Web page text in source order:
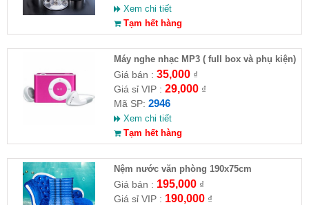
Xem chi tiết
Tạm hết hàng
Máy nghe nhạc MP3 ( full box và phụ kiện)
Giá bán : 35,000₫
Giá sỉ VIP : 29,000₫
Mã SP: 2946
Xem chi tiết
Tạm hết hàng
Nệm nước văn phòng 190x75cm
Giá bán : 195,000₫
Giá sỉ VIP : 190,000₫